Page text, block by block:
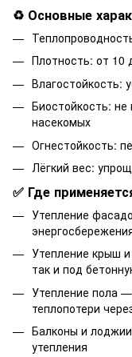
♻️ Основные
Плотность: от 10
Влагостойкость:
Биостойкость: не
насекомых
Огнестойкость:
Лёгкий вес:
✅ Где
Утепление
Утепление крыш
так и под
Утепление пола
теплопотери
Балконы и
утепления